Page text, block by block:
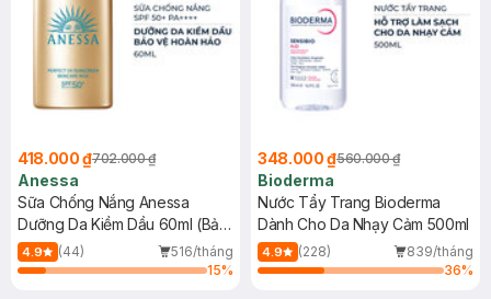
418.000 ₫702.000 ₫
Anessa
Sữa Chống Nắng Anessa
Dưỡng Da Kiềm Dầu 60ml (Bản
Mới)
4.9 (44)
516/tháng
15%
348.000 ₫560.000 ₫
Bioderma
Nước Tẩy Trang Bioderma
Dành Cho Da Nhạy Cảm 500ml
4.9 (228)
839/tháng
36%